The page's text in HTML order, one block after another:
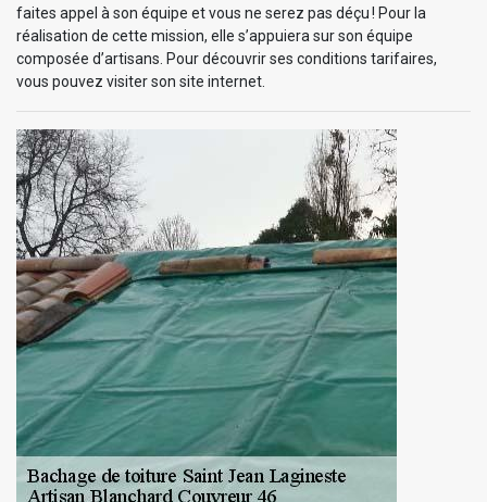
faites appel à son équipe et vous ne serez pas déçu ! Pour la
réalisation de cette mission, elle s’appuiera sur son équipe
composée d’artisans. Pour découvrir ses conditions tarifaires,
vous pouvez visiter son site internet.